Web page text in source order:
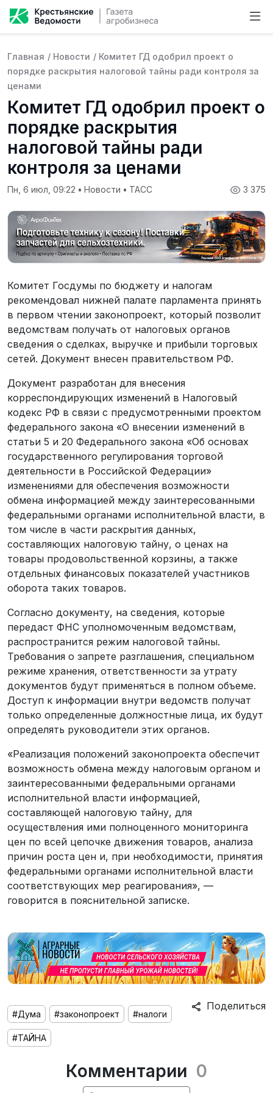
Главная / Новости / Комитет ГД одобрил проект о
порядке раскрытия налоговой тайны ради контроля за
ценами
Комитет ГД одобрил проект о
порядке раскрытия
налоговой тайны ради
контроля за ценами
3 375
Пн, 6 июл, 09:22 • Новости • ТАСС
Комитет Госдумы по бюджету и налогам
рекомендовал нижней палате парламента принять
в первом чтении законопроект, который позволит
ведомствам получать от налоговых органов
сведения о сделках, выручке и прибыли торговых
сетей. Документ внесен правительством РФ.
Документ разработан для внесения
корреспондирующих изменений в Налоговый
кодекс РФ в связи с предусмотренными проектом
федерального закона «О внесении изменений в
статьи 5 и 20 Федерального закона «Об основах
государственного регулирования торговой
деятельности в Российской Федерации»
изменениями для обеспечения возможности
обмена информацией между заинтересованными
федеральными органами исполнительной власти, в
том числе в части раскрытия данных,
составляющих налоговую тайну, о ценах на
товары продовольственной корзины, а также
отдельных финансовых показателей участников
оборота таких товаров.
Согласно документу, на сведения, которые
передаст ФНС уполномоченным ведомствам,
распространится режим налоговой тайны.
Требования о запрете разглашения, специальном
режиме хранения, ответственности за утрату
документов будут применяться в полном объеме.
Доступ к информации внутри ведомств получат
только определенные должностные лица, их будут
определять руководители этих органов.
«Реализация положений законопроекта обеспечит
возможность обмена между налоговым органом и
заинтересованными федеральными органами
исполнительной власти информацией,
составляющей налоговую тайну, для
осуществления ими полноценного мониторинга
цен по всей цепочке движения товаров, анализа
причин роста цен и, при необходимости, принятия
федеральными органами исполнительной власти
соответствующих мер реагирования», —
говорится в пояснительной записке.
Поделиться
#Дума #законопроект #налоги
#ТАЙНА
Комментарии 0